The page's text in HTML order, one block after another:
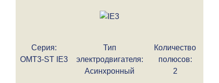
Серия:
OMT3-ST IE3
Тип
электродвигателя:
Асинхронный
Количество
полюсов:
2